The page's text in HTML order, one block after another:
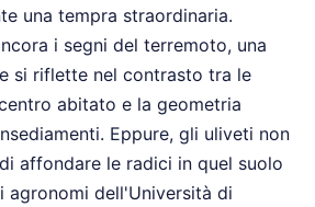
una tempra straordinaria.
i segni del terremoto, una
si riflette nel contrasto tra le
abitato e la geometria
Eppure, gli uliveti non
affondare le radici in quel suolo
agronomi dell'Università di